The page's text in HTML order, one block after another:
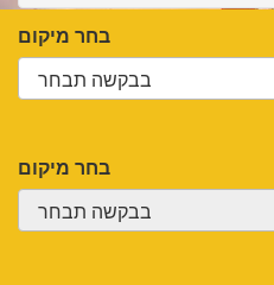
בחר מיקום
בחר מיקום